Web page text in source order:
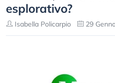
esplorativo?
Isabella Policarpio 29